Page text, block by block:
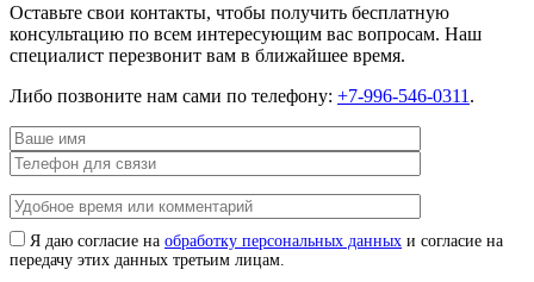
Оставьте свои контакты, чтобы получить бесплатную
консультацию по всем интересующим вас вопросам. Наш
специалист перезвонит вам в ближайшее время.
Либо позвоните нам сами по телефону: +7-996-546-0311 .
Я даю согласие на обработку персональных данных и согласие на
передачу этих данных третьим лицам.